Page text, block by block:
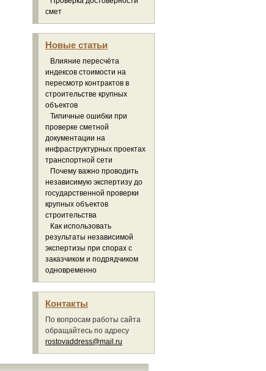
смет
Новые статьи
Влияние пересчёта
индексов стоимости на
пересмотр контрактов в
строительстве крупных
объектов
Типичные ошибки при
проверке сметной
документации на
инфраструктурных проектах
транспортной сети
Почему важно проводить
независимую экспертизу до
государственной проверки
крупных объектов
строительства
Как использовать
результаты независимой
экспертизы при спорах с
заказчиком и подрядчиком
одновременно
Контакты
По вопросам работы сайта
обращайтесь по адресу
rostovaddress@mail.ru